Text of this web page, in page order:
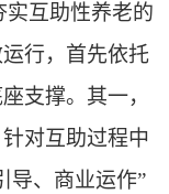
实互助性养老的
行，首先依托
支撑。其一，
对互助过程中
导、商业运作”